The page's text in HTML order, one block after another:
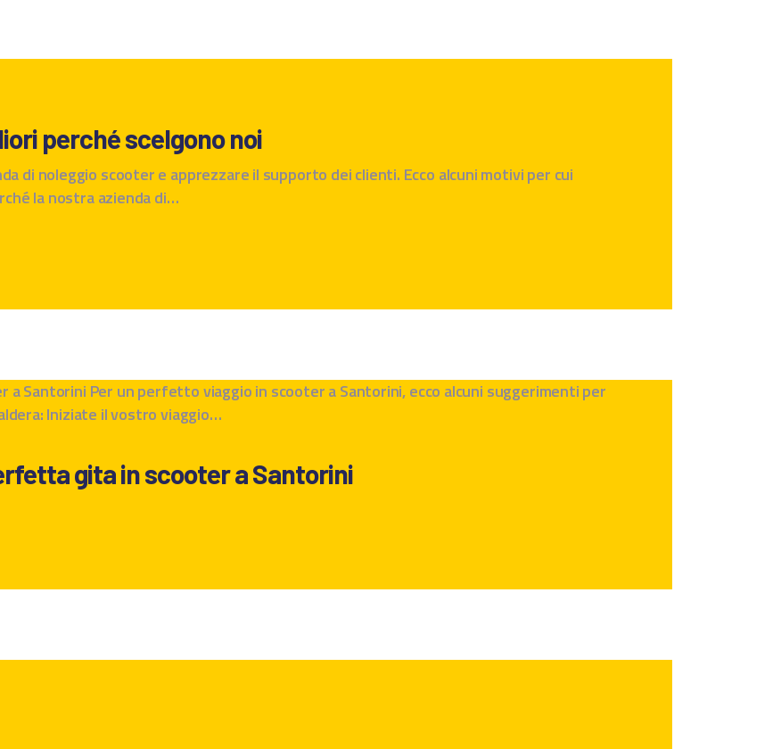
perché scelgono noi
di noleggio scooter e apprezzare il supporto dei clienti. Ecco alcuni motivi per cui
la nostra azienda di…
Santorini Per un perfetto viaggio in scooter a Santorini, ecco alcuni suggerimenti per
Iniziate il vostro viaggio…
gita in scooter a Santorini